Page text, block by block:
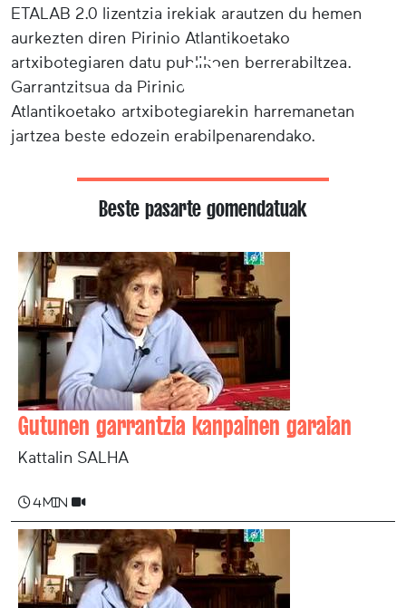
ETALAB 2.0 lizentzia irekiak arautzen du hemen
aurkezten diren Pirinio Atlantikoetako
artxibotegiaren datu publikoen berrerabiltzea.
Garrantzitsua da Pirinio
Atlantikoetako artxibotegiarekin harremanetan
jartzea beste edozein erabilpenarendako.
Beste pasarte gomendatuak
Gutunen garrantzia kanpainen garaian
Kattalin SALHA
4 min